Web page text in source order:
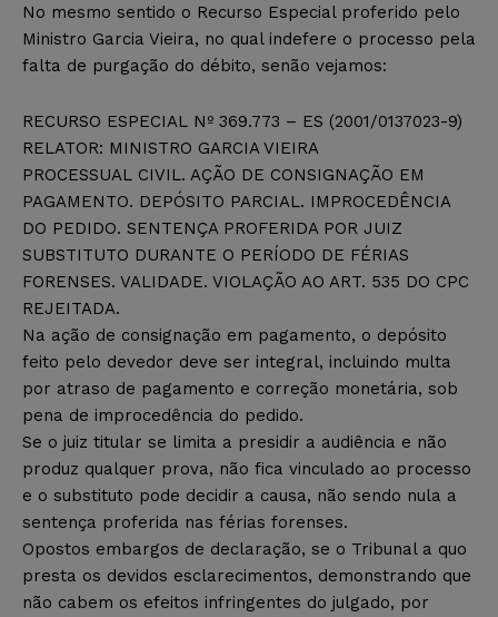
No mesmo sentido o Recurso Especial proferido pelo
Ministro Garcia Vieira, no qual indefere o processo pela
falta de purgação do débito, senão vejamos:
RECURSO ESPECIAL Nº 369.773 – ES (2001/0137023-9)
RELATOR: MINISTRO GARCIA VIEIRA
PROCESSUAL CIVIL. AÇÃO DE CONSIGNAÇÃO EM
PAGAMENTO. DEPÓSITO PARCIAL. IMPROCEDÊNCIA
DO PEDIDO. SENTENÇA PROFERIDA POR JUIZ
SUBSTITUTO DURANTE O PERÍODO DE FÉRIAS
FORENSES. VALIDADE. VIOLAÇÃO AO ART. 535 DO CPC
REJEITADA.
Na ação de consignação em pagamento, o depósito
feito pelo devedor deve ser integral, incluindo multa
por atraso de pagamento e correção monetária, sob
pena de improcedência do pedido.
Se o juiz titular se limita a presidir a audiência e não
produz qualquer prova, não fica vinculado ao processo
e o substituto pode decidir a causa, não sendo nula a
sentença proferida nas férias forenses.
Opostos embargos de declaração, se o Tribunal a quo
presta os devidos esclarecimentos, demonstrando que
não cabem os efeitos infringentes do julgado, por